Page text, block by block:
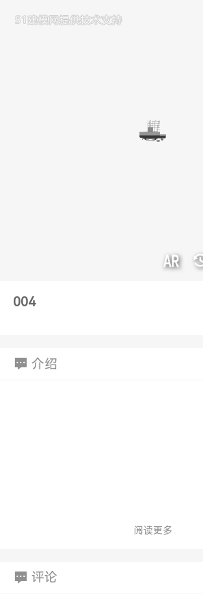
1688
004
介绍
阅读更多
评论